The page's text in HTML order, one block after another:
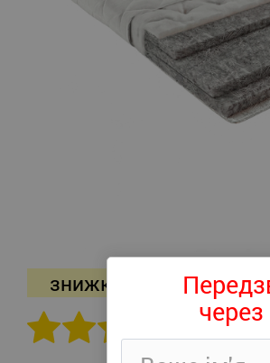
знижка -26%
302